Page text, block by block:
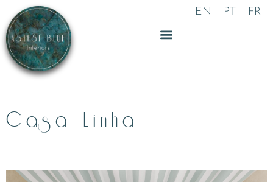
to
content
EN PT FR
Casa Linha